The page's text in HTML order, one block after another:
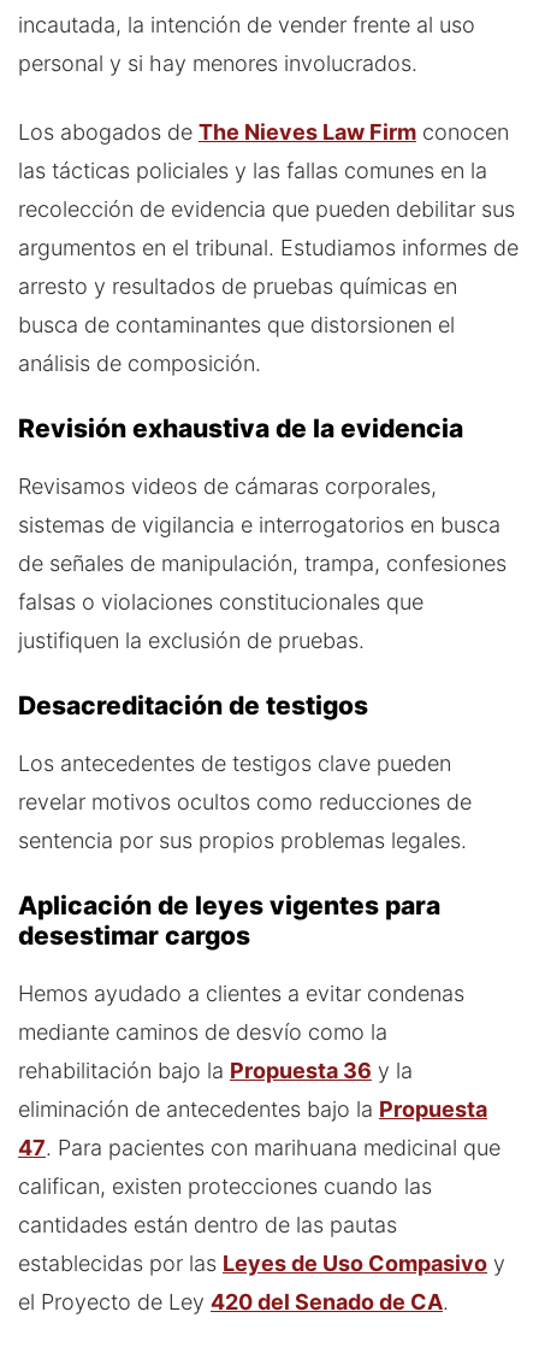
incautada, la intención de vender frente al uso
personal y si hay menores involucrados.
Los abogados de The Nieves Law Firm conocen
las tácticas policiales y las fallas comunes en la
recolección de evidencia que pueden debilitar sus
argumentos en el tribunal. Estudiamos informes de
arresto y resultados de pruebas químicas en
busca de contaminantes que distorsionen el
análisis de composición.
Revisión exhaustiva de la evidencia
Revisamos videos de cámaras corporales,
sistemas de vigilancia e interrogatorios en busca
de señales de manipulación, trampa, confesiones
falsas o violaciones constitucionales que
justifiquen la exclusión de pruebas.
Desacreditación de testigos
Los antecedentes de testigos clave pueden
revelar motivos ocultos como reducciones de
sentencia por sus propios problemas legales.
Aplicación de leyes vigentes para
desestimar cargos
Hemos ayudado a clientes a evitar condenas
mediante caminos de desvío como la
rehabilitación bajo la Propuesta 36 y la
eliminación de antecedentes bajo la Propuesta
47. Para pacientes con marihuana medicinal que
califican, existen protecciones cuando las
cantidades están dentro de las pautas
establecidas por las Leyes de Uso Compasivo y
el Proyecto de Ley 420 del Senado de CA.